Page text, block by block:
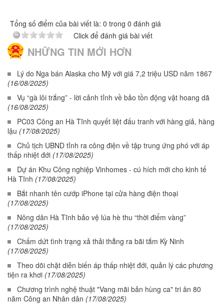
Tổng số điểm của bài viết là: 0 trong 0 đánh giá
Click để đánh giá bài viết
NHỮNG TIN MỚI HƠN
Lý do Nga bán Alaska cho Mỹ với giá 7,2 triệu USD năm 1867
(16/08/2025)
Vụ “gà lôi trắng” - lời cảnh tỉnh về bảo tồn động vật hoang dã
(16/08/2025)
PC03 Công an Hà Tĩnh quyết liệt đấu tranh với hàng giả, hàng
lậu (17/08/2025)
Chủ tịch UBND tỉnh ra công điện về tập trung ứng phó với áp
thấp nhiệt đới (17/08/2025)
Dự án Khu Công nghiệp Vinhomes - cú hích mới cho kinh tế
Hà Tĩnh (17/08/2025)
Bắt nhanh tên cướp iPhone tại cửa hàng điện thoại
(17/08/2025)
Nông dân Hà Tĩnh bảo vệ lúa hè thu “thời điểm vàng”
(17/08/2025)
Chấm dứt tình trạng xả thải thẳng ra bãi tắm Kỳ Ninh
(17/08/2025)
Theo dõi chặt diễn biến áp thấp nhiệt đới, quản lý các phương
tiện ra khơi (17/08/2025)
Chương trình nghệ thuật "Vang mãi bản hùng ca" tri ân 80
năm Công an Nhân dân (17/08/2025)